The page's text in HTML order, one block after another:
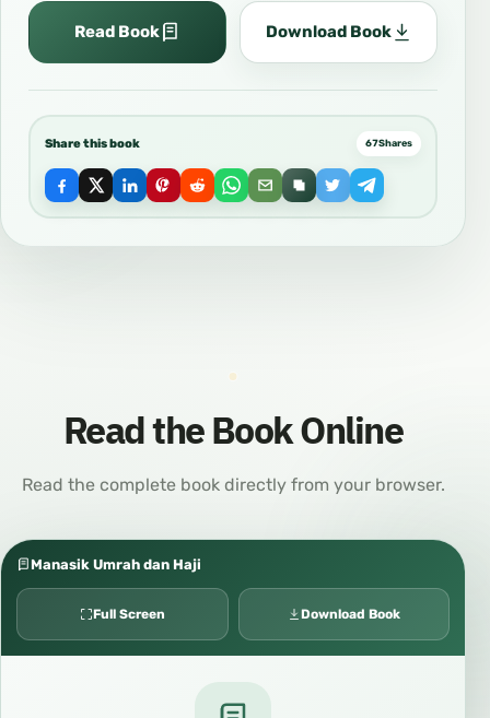
Read Book Download Book
Share this book 67Shares
Read the Book Online
Read the complete book directly from your browser.
Manasik Umrah dan Haji
Full Screen Download Book